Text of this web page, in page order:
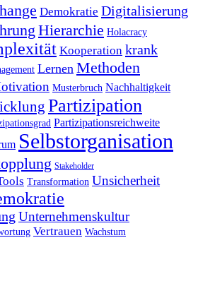
Demokratie Digitalisierung
Hierarchie Holacracy
Kooperation krank
Lernen Methoden
Musterbruch Nachhaltigkeit
Partizipation
Partizipationsreichweite
Selbstorganisation
Stakeholder
Transformation Unsicherheit
Unternehmenskultur
Vertrauen Wachstum